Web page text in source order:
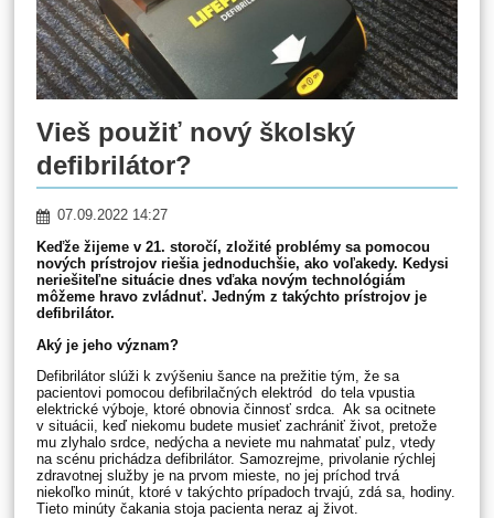
Vieš použiť nový školský
defibrilátor?
07.09.2022 14:27
Keďže žijeme v 21. storočí, zložité problémy sa pomocou
nových prístrojov riešia jednoduchšie, ako voľakedy. Kedysi
neriešiteľne situácie dnes vďaka novým technológiám
môžeme hravo zvládnuť. Jedným z takýchto prístrojov je
defibrilátor.
Aký je jeho význam?
Defibrilátor slúži k zvýšeniu šance na prežitie tým, že sa
pacientovi pomocou defibrilačných elektród do tela vpustia
elektrické výboje, ktoré obnovia činnosť srdca. Ak sa ocitnete
v situácii, keď niekomu budete musieť zachrániť život, pretože
mu zlyhalo srdce, nedýcha a neviete mu nahmatať pulz, vtedy
na scénu prichádza defibrilátor. Samozrejme, privolanie rýchlej
zdravotnej služby je na prvom mieste, no jej príchod trvá
niekoľko minút, ktoré v takýchto prípadoch trvajú, zdá sa, hodiny.
Tieto minúty čakania stoja pacienta neraz aj život.